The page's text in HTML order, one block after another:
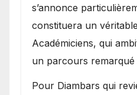
s’annonce
constituera un
Académiciens, qui
un parcours remarqué
Pour Diambars qui